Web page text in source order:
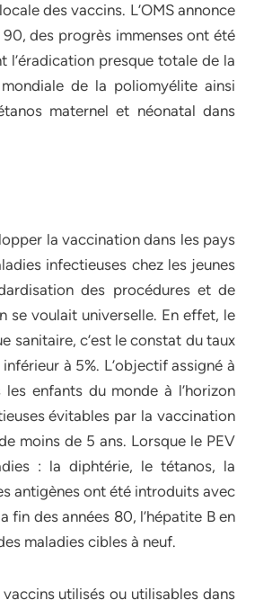
des vaccins. L’OMS annonce
des progrès immenses ont été
l’éradication presque totale de la
de la poliomyélite ainsi
maternel et néonatal dans
la vaccination dans les pays
infectieuses chez les jeunes
des procédures et de
se voulait universelle. En effet, le
sanitaire, c’est le constat du taux
à 5%. L’objectif assigné à
enfants du monde à l’horizon
évitables par la vaccination
moins de 5 ans. Lorsque le PEV
: la diphtérie, le tétanos, la
antigènes ont été introduits avec
fin des années 80, l’hépatite B en
maladies cibles à neuf.
utilisés ou utilisables dans